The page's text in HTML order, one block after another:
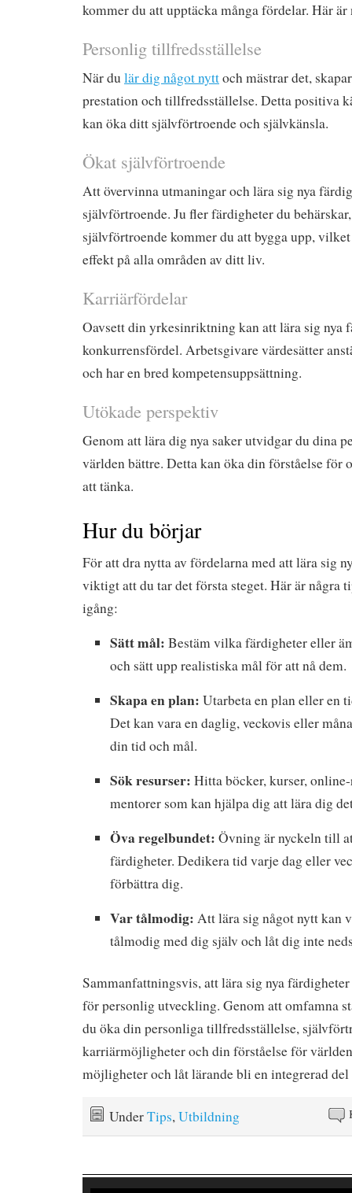
kommer du att upptäcka många fördelar. Här är
Personlig tillfredsställelse
När du lär dig något nyttoch mästrar det,
prestation och tillfredsställelse. Detta positiva
kan öka ditt självförtroende och självkänsla.
Ökat självförtroende
Att övervinna utmaningar och lära sig nya
självförtroende. Ju fler färdigheter du
självförtroende kommer du att bygga upp,
effekt på alla områden av ditt liv.
Karriärfördelar
Oavsett din yrkesinriktning kan att lära sig nya
konkurrensfördel. Arbetsgivare värdesätter
och har en bred kompetensuppsättning.
Utökade perspektiv
Genom att lära dig nya saker utvidgar du dina
världen bättre. Detta kan öka din förståelse för
att tänka.
Hur du börjar
För att dra nytta av fördelarna med att lära sig
viktigt att du tar det första steget. Här är några
igång:
Sätt mål: Bestäm vilka färdigheter eller
och sätt upp realistiska mål för att nå dem.
Skapa en plan: Utarbeta en plan eller en
Det kan vara en daglig, veckovis eller
din tid och mål.
Sök resurser: Hitta böcker, kurser,
mentorer som kan hjälpa dig att lära dig
Öva regelbundet: Övning är nyckeln till
färdigheter. Dedikera tid varje dag eller
förbättra dig.
Var tålmodig: Att lära sig något nytt kan
tålmodig med dig själv och låt dig inte
Sammanfattningsvis, att lära sig nya
för personlig utveckling. Genom att omfamna
du öka din personliga tillfredsställelse,
karriärmöjligheter och din förståelse för
möjligheter och låt lärande bli en integrerad
UnderTips,Utbildning